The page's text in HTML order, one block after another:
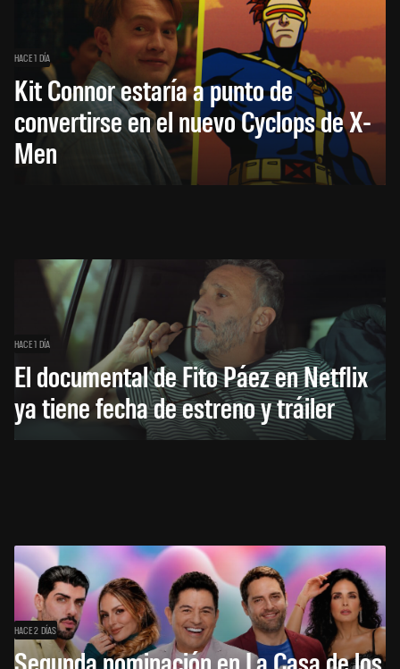
HACE 1 DÍA
Kit Connor estaría a punto de
convertirse en el nuevo Cyclops de X-
Men
HACE 1 DÍA
El documental de Fito Páez en Netflix
ya tiene fecha de estreno y tráiler
HACE 2 DÍAS
Segunda nominación en La Casa de los